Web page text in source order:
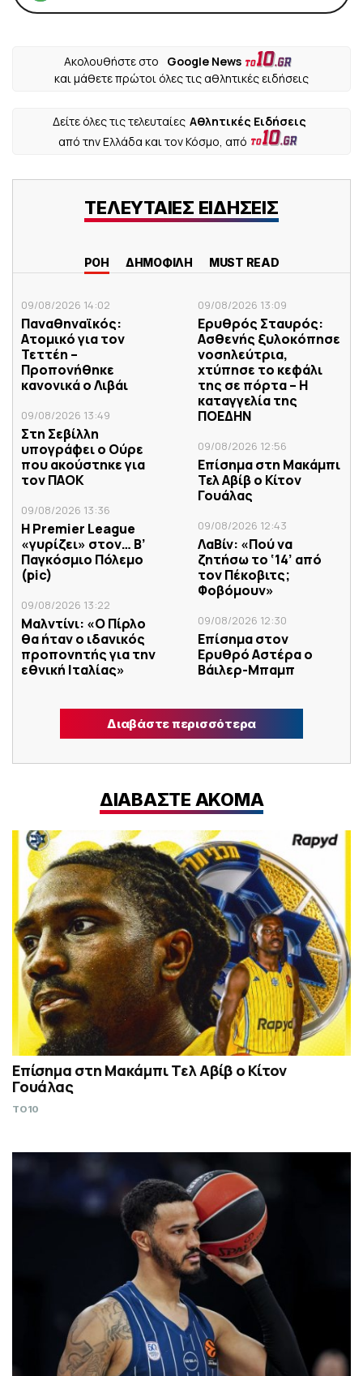
Ακολουθήστε στο
Google News
και μάθετε πρώτοι όλες τις αθλητικές ειδήσεις
Δείτε όλες τις τελευταίες Αθλητικές Ειδήσεις
από την Ελλάδα και τον Κόσμο, από
ΤΕΛΕΥΤΑΙΕΣ ΕΙΔΗΣΕΙΣ
ΡΟΗ ΔΗΜΟΦΙΛΗ MUST READ
09/08/2026 14:02
Παναθηναϊκός:
Ατομικό για τον
Τεττέη –
Προπονήθηκε
κανονικά ο Λιβάι
09/08/2026 13:49
Στη Σεβίλλη
υπογράφει ο Ούρε
που ακούστηκε για
τον ΠΑΟΚ
09/08/2026 13:36
H Premier League
«γυρίζει» στον… Β’
Παγκόσμιο Πόλεμο
(pic)
09/08/2026 13:22
Μαλντίνι: «Ο Πίρλο
θα ήταν ο ιδανικός
προπονητής για την
εθνική Ιταλίας»
09/08/2026 13:09
Ερυθρός Σταυρός:
Ασθενής ξυλοκόπησε
νοσηλεύτρια,
χτύπησε το κεφάλι
της σε πόρτα – Η
καταγγελία της
ΠΟΕΔΗΝ
09/08/2026 12:56
Επίσημα στη Μακάμπι
Τελ Αβίβ ο Κίτον
Γουάλας
09/08/2026 12:43
ΛαΒίν: «Πού να
ζητήσω το ‘14’ από
τον Πέκοβιτς;
Φοβόμουν»
09/08/2026 12:30
Επίσημα στον
Ερυθρό Αστέρα ο
Βάιλερ-Μπαμπ
Διαβάστε περισσότερα
ΔΙΑΒΑΣΤΕ ΑΚΟΜΑ
Επίσημα στη Μακάμπι Τελ Αβίβ ο Κίτον
Γουάλας
TO10